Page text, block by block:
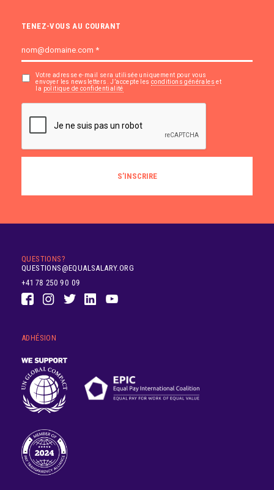
TENEZ-VOUS AU COURANT
Votre adresse e-mail sera utilisée uniquement pour vous
envoyer les newsletters. J’accepte lesconditions générales et
la politique de confidentialité
QUESTIONS?
QUESTIONS@EQUALSALARY.ORG
+41 78 250 90 09
ADHÉSION